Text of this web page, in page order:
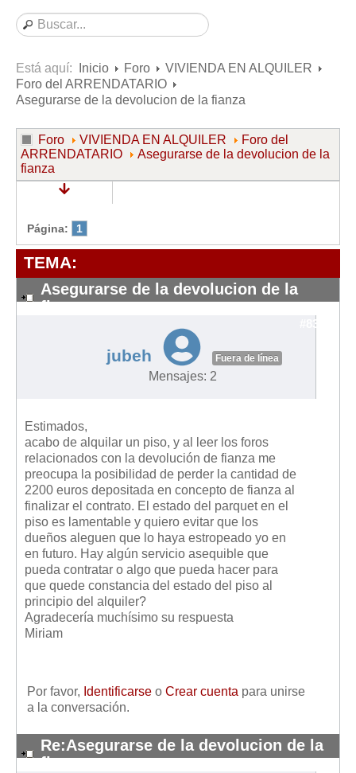
Contratos de Arrendamiento
De uso distinto al de vivienda
Otros contratos de Arrendamiento
Para contratos posteriores al 6 de junio de 2013
Para contratos anteriores al 6 de junio de 2013
Para contratos de Renta Antigua
Modelos de Contratos
Requerimientos y comunicaciones
Formularios sobre Propiedad Horizontal
Modelos de Acta de Junta de Propietarios
Requerimientos y comunicaciones
Legislación sobre la Comunidad de Propietarios
Legislación sobre Adquisición de Vivienda en Propiedad
Legislación de interés práctico
Diccionario
Usuario
Entrar / Salir
Mis boletines
Está aquí: Inicio Foro
VIVIENDA EN ALQUILER
Foro del ARRENDATARIO
Asegurarse de la devolucion de la fianza
Foro VIVIENDA EN ALQUILER
Foro del
ARRENDATARIO
Asegurarse de la devolucion de la
fianza
Página: 1
TEMA:
Asegurarse de la devolucion de la
fianza
#8386
jubeh Fuera de línea
Mensajes: 2
Estimados,
acabo de alquilar un piso, y al leer los foros
relacionados con la devolución de fianza me
preocupa la posibilidad de perder la cantidad de
2200 euros depositada en concepto de fianza al
finalizar el contrato. El estado del parquet en el
piso es lamentable y quiero evitar que los
dueños aleguen que lo haya estropeado yo en
en futuro. Hay algún servicio asequible que
pueda contratar o algo que pueda hacer para
que quede constancia del estado del piso al
principio del alquiler?
Agradecería muchísimo su respuesta
Miriam
Por favor, Identificarse o Crear cuenta para unirse
a la conversación.
Re:Asegurarse de la devolucion de la
fianza